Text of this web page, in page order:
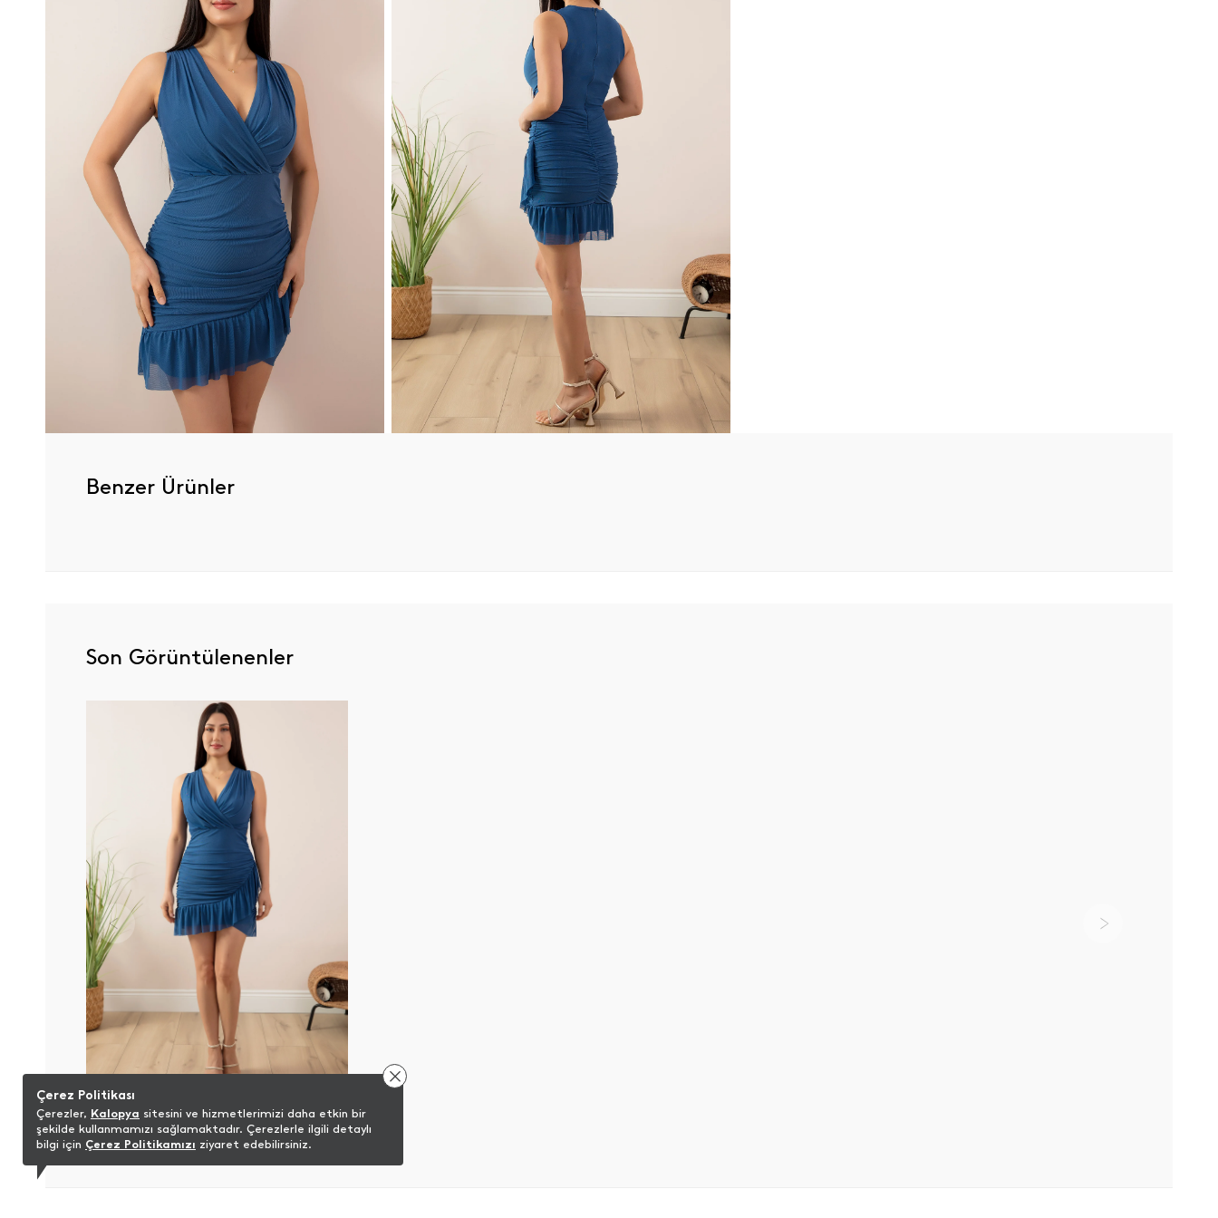
Benzer Ürünler
Son Görüntülenenler
Sıfır Kol Eteği Detaylı Kruvaze Yaka Elbise 13393
NET %40 479,99TL
Çerez Politikası
Çerezler, Kalopya sitesini ve hizmetlerimizi daha etkin bir
şekilde kullanmamızı sağlamaktadır. Çerezlerle ilgili detaylı
bilgi için Çerez Politikamızı ziyaret edebilirsiniz.